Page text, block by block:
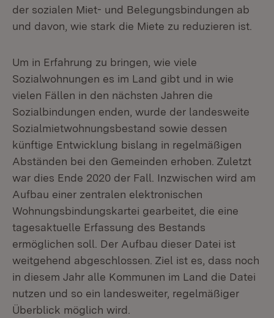
der sozialen Miet- und Belegungsbindungen ab
und davon, wie stark die Miete zu reduzieren ist.
Um in Erfahrung zu bringen, wie viele
Sozialwohnungen es im Land gibt und in wie
vielen Fällen in den nächsten Jahren die
Sozialbindungen enden, wurde der landesweite
Sozialmietwohnungsbestand sowie dessen
künftige Entwicklung bislang in regelmäßigen
Abständen bei den Gemeinden erhoben. Zuletzt
war dies Ende 2020 der Fall. Inzwischen wird am
Aufbau einer zentralen elektronischen
Wohnungsbindungskartei gearbeitet, die eine
tagesaktuelle Erfassung des Bestands
ermöglichen soll. Der Aufbau dieser Datei ist
weitgehend abgeschlossen. Ziel ist es, dass noch
in diesem Jahr alle Kommunen im Land die Datei
nutzen und so ein landesweiter, regelmäßiger
Überblick möglich wird.